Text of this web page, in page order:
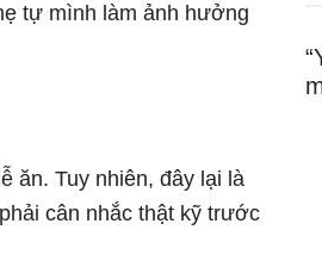
tự mình làm ảnh hưởng
ăn. Tuy nhiên, đây lại là
cân nhắc thật kỹ trước